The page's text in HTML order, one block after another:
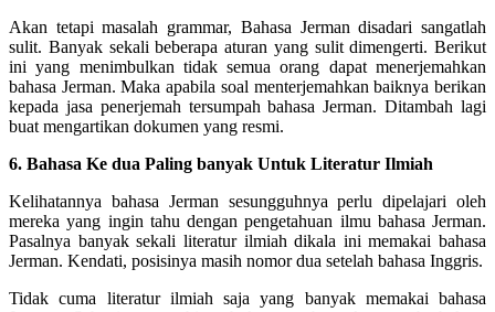
Akan tetapi masalah grammar, Bahasa Jerman disadari sangatlah
sulit. Banyak sekali beberapa aturan yang sulit dimengerti. Berikut
ini yang menimbulkan tidak semua orang dapat menerjemahkan
bahasa Jerman. Maka apabila soal menterjemahkan baiknya berikan
kepada jasa penerjemah tersumpah bahasa Jerman. Ditambah lagi
buat mengartikan dokumen yang resmi.
6. Bahasa Ke dua Paling banyak Untuk Literatur Ilmiah
Kelihatannya bahasa Jerman sesungguhnya perlu dipelajari oleh
mereka yang ingin tahu dengan pengetahuan ilmu bahasa Jerman.
Pasalnya banyak sekali literatur ilmiah dikala ini memakai bahasa
Jerman. Kendati, posisinya masih nomor dua setelah bahasa Inggris.
Tidak cuma literatur ilmiah saja yang banyak memakai bahasa